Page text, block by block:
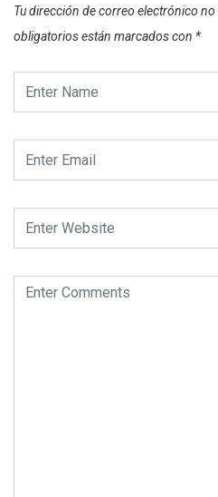
Tu dirección de correo electrónico no
obligatorios están marcados con *